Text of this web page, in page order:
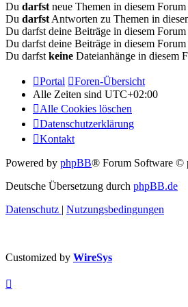
Du darfst neue Themen in diesem Forum
Du darfst Antworten zu Themen in
Du darfst deine Beiträge in diesem Forum
Du darfst deine Beiträge in diesem Forum
Du darfst keine Dateianhänge in diesem
Portal
Foren-Übersicht
Alle Zeiten sind UTC+02:00
Alle Cookies löschen
Datenschutzerklärung
Kontakt
Powered by phpBB® Forum Software ©
Deutsche Übersetzung durch phpBB.de
Datenschutz | Nutzungsbedingungen
Customized by WireSys